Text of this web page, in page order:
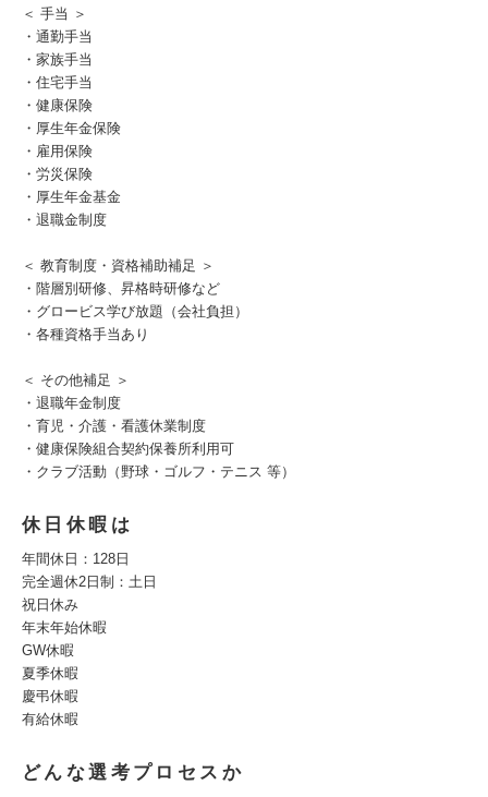
＜ 手当 ＞
・通勤手当
・家族手当
・住宅手当
・健康保険
・厚生年金保険
・雇用保険
・労災保険
・厚生年金基金
・退職金制度
＜ 教育制度・資格補助補足 ＞
・階層別研修、昇格時研修など
・グロービス学び放題（会社負担）
・各種資格手当あり
＜ その他補足 ＞
・退職年金制度
・育児・介護・看護休業制度
・健康保険組合契約保養所利用可
・クラブ活動（野球・ゴルフ・テニス 等）
休日休暇は
年間休日：128日
完全週休2日制：土日
祝日休み
年末年始休暇
GW休暇
夏季休暇
慶弔休暇
有給休暇
どんな選考プロセスか